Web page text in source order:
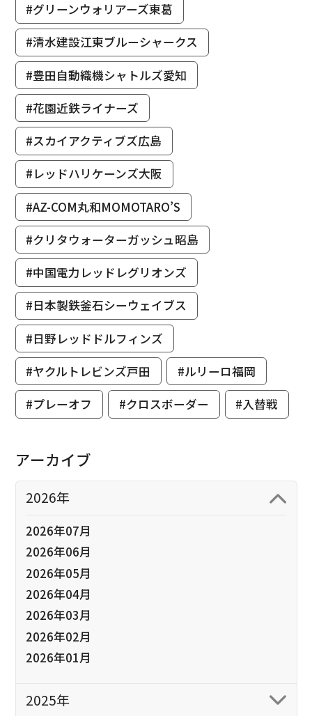
#グリーンウォリアーズ東葛
#清水建設江東ブルーシャークス
#豊田自動織機シャトルズ愛知
#花園近鉄ライナーズ
#スカイアクティブズ広島
#レッドハリケーンズ大阪
#AZ-COM丸和MOMOTARO’S
#クリタウォーターガッシュ昭島
#中国電力レッドレグリオンズ
#日本製鉄釜石シーウェイブス
#日野レッドドルフィンズ
#ヤクルトレビンズ戸田
#ルリーロ福岡
#プレーオフ
#クロスボーダー #入替戦
アーカイブ
2026年
2026年07月
2026年06月
2026年05月
2026年04月
2026年03月
2026年02月
2026年01月
2025年